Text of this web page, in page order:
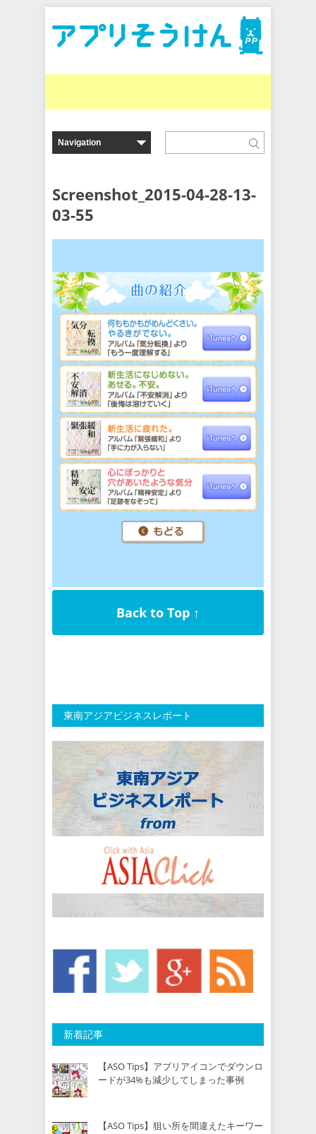
Screenshot_2015-04-28-13-
03-55
Back to Top ↑
東南アジアビジネスレポート
新着記事
【ASO Tips】アプリアイコンでダウンロ
ードが34%も減少してしまった事例
【ASO Tips】狙い所を間違えたキーワー